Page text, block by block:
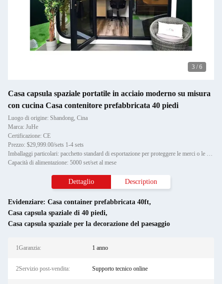
3 / 6
Casa capsula spaziale portatile in acciaio moderno su misura
con cucina Casa contenitore prefabbricata 40 piedi
Luogo di origine: Shandong, Cina
Marca: JuHe
Certificazione: CE
Prezzo: $29,999.00/sets 1-4 sets
Imballaggi particolari: pacchetto standard di esportazione per proteggere le merci o le esigenze del cliente
Capacità di alimentazione: 5000 set/set al mese
Dettaglio Description
Evidenziare: Casa container prefabbricata 40ft,
Casa capsula spaziale di 40 piedi,
Casa capsula spaziale per la decorazione del paesaggio
1Garanzia: 1 anno
2Servizio post-vendita: Supporto tecnico online